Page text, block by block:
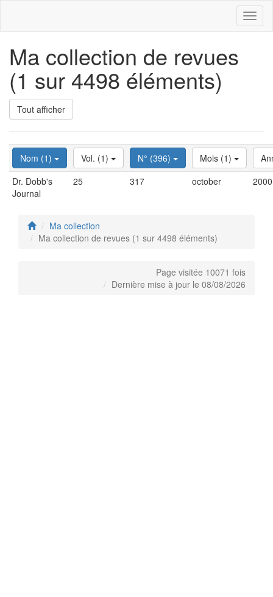
Ma collection de revues
(1 sur 4498 éléments)
Tout afficher
Nom (1) Vol. (1) N° (396) Mois (1)
Dr. Dobb's
Journal
25 317 october 2000
Ma collection
Ma collection de revues (1 sur 4498 éléments)
Page visitée 10071 fois
Dernière mise à jour le 08/08/2026